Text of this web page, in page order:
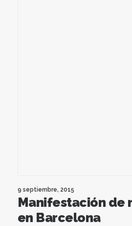
9 septiembre, 2015
Manifestación de
en Barcelona